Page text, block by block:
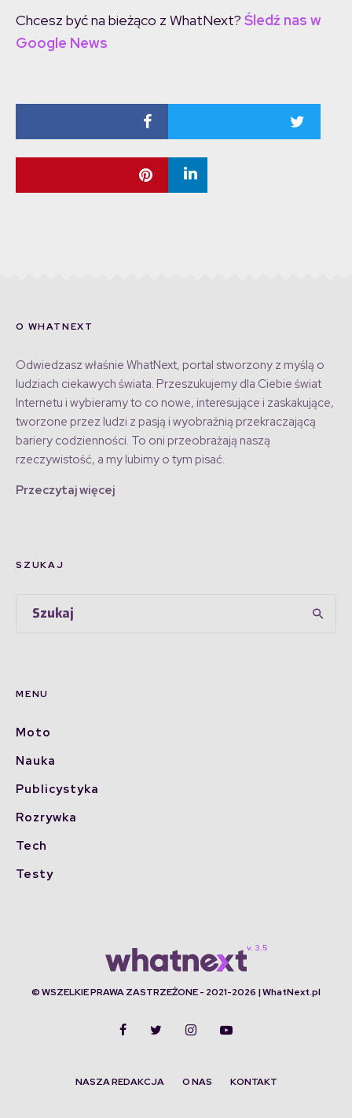
Chcesz być na bieżąco z WhatNext? Śledź nas w
Google News
O WHATNEXT
Odwiedzasz właśnie WhatNext, portal stworzony z myślą o
ludziach ciekawych świata. Przeszukujemy dla Ciebie świat
Internetu i wybieramy to co nowe, interesujące i zaskakujące,
tworzone przez ludzi z pasją i wyobraźnią przekraczającą
bariery codzienności. To oni przeobrażają naszą
rzeczywistość, a my lubimy o tym pisać.
Przeczytaj więcej
SZUKAJ
MENU
Moto
Nauka
Publicystyka
Rozrywka
Tech
Testy
© WSZELKIE PRAWA ZASTRZEŻONE - 2021-2026 | WhatNext.pl
NASZA REDAKCJA O NAS KONTAKT